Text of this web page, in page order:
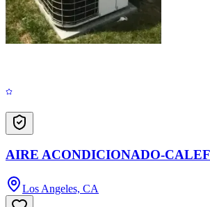
AIRE ACONDICIONADO-
Los Angeles, CA